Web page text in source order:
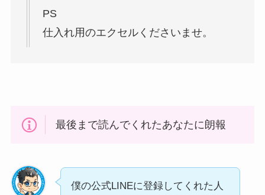
PS
仕入れ用のエクセルくださいませ。
最後まで読んでくれたあなたに朗報
僕の公式LINEに登録してくれた人